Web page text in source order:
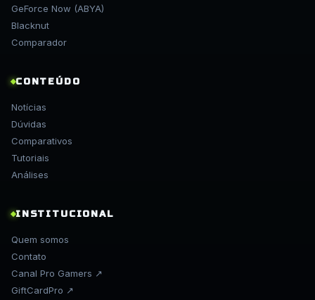
GeForce Now (ABYA)
Blacknut
Comparador
CONTEÚDO
Notícias
Dúvidas
Comparativos
Tutoriais
Análises
INSTITUCIONAL
Quem somos
Contato
Canal Pro Gamers ↗
GiftCardPro ↗